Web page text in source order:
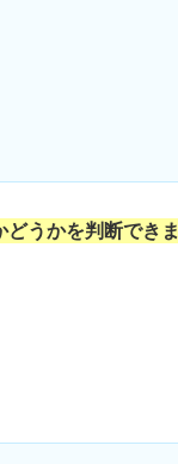
うかを判断できま